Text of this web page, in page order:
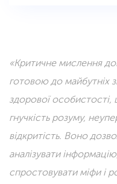
«Критичне мислення
готовою до майбутніх
здорової
гнучкість розуму,
відкритість. Воно
аналізувати
спростовувати міфи і